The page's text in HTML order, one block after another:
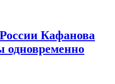
Кафанова
одновременно